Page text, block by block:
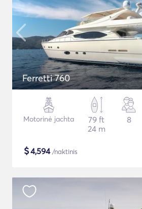
Ferretti 760
Motorinė jachta
79 ft
24 m
8
$4,594/naktinis